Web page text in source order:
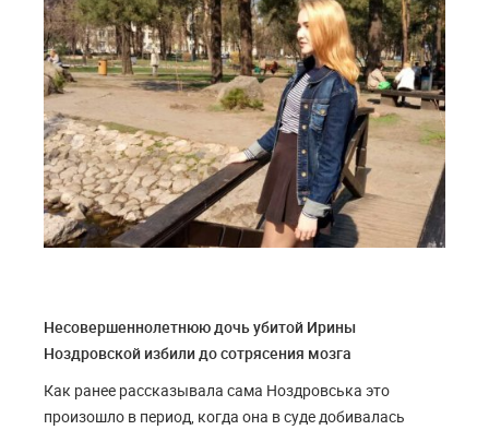
Несовершеннолетнюю дочь убитой Ирины
Ноздровской избили до сотрясения мозга
Как ранее рассказывала сама Ноздровська это
произошло в период, когда она в суде добивалась